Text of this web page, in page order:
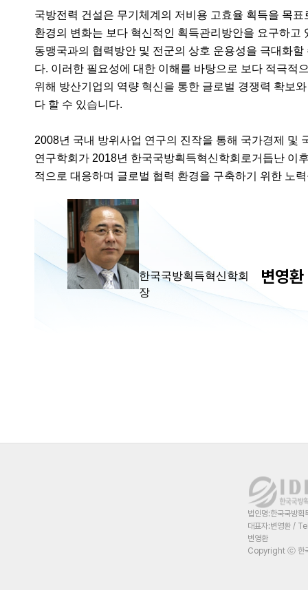
한국국방획득혁신학회
장
변영환
법인명:한국국방
대표자:변영환 /
변영환
Copyright ⓒ 한
국방전력 건설은 무기체계의 저비용 고효율 획득을 목
환경의 변화는 보다 혁신적인 획득관리방안을 요구하
동맹국과의 협력방안 및 전군의 상호 운용성을 극대화
다. 이러한 필요성에 대한 이해를 바탕으로 보다 적극적
위해 방산기업의 역량 혁신을 통한 글로벌 경쟁력 확보
다 할 수 있습니다.
2008년 국내 방위사업 연구의 진작을 통해 국가경제 및
연구학회가 2018년 한국국방획득혁신학회로거듭난 이
적으로 대응하며 글로벌 협력 환경을 구축하기 위한 노